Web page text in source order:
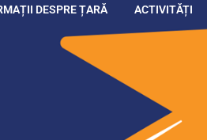
DESPRE ȚARĂ ACTIVITĂȚI